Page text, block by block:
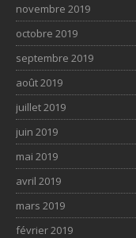
novembre 2019
octobre 2019
septembre 2019
août 2019
juillet 2019
juin 2019
mai 2019
avril 2019
mars 2019
février 2019